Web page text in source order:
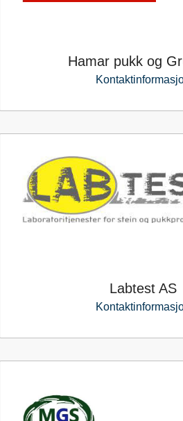
Hamar pukk og
Labtest AS